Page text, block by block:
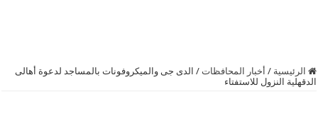
الرئيسية / أخبار المحافظات / الدى جى والميكروفونات بالمساجد لدعوة أهالى
الدقهلية النزول للاستفتاء